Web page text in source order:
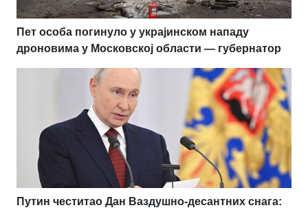
Пет особа погинуло у украјинском нападу
дроновима у Московској области — губернатор
Путин честитао Дан Ваздушно-десантних снага: